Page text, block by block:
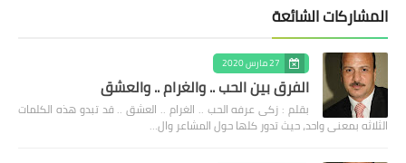
المشاركات الشائعة
27 مارس 2020
الفرق بين الحب .. والغرام .. والعشق
بقلم : زكى عرفه الحب .. الغرام .. العشق .. قد تبدو هذه الكلمات
الثلاثه بمعنى واحد، حيث تدور كلها حول المشاعر وال…